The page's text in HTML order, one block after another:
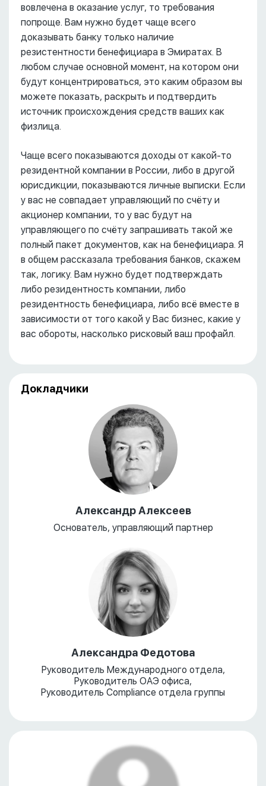
вовлечена в оказание услуг, то требования
попроще. Вам нужно будет чаще всего
доказывать банку только наличие
резистентности бенефициара в Эмиратах. В
любом случае основной момент, на котором они
будут концентрироваться, это каким образом вы
можете показать, раскрыть и подтвердить
источник происхождения средств ваших как
физлица.
Чаще всего показываются доходы от какой-то
резидентной компании в России, либо в другой
юрисдикции, показываются личные выписки. Если
у вас не совпадает управляющий по счёту и
акционер компании, то у вас будут на
управляющего по счёту запрашивать такой же
полный пакет документов, как на бенефициара. Я
в общем рассказала требования банков, скажем
так, логику. Вам нужно будет подтверждать
либо резидентность компании, либо
резидентность бенефициара, либо всё вместе в
зависимости от того какой у Вас бизнес, какие у
вас обороты, насколько рисковый ваш профайл.
Докладчики
Александр Алексеев
Основатель, управляющий партнер
Александра Федотова
Руководитель Международного отдела,
Руководитель ОАЭ офиса,
Руководитель Compliance отдела группы